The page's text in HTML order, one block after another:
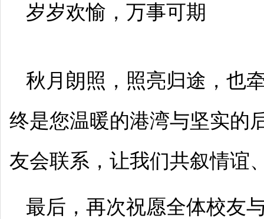
岁岁欢愉，万事可期
秋月朗照，照亮归途，也
终是您温暖的港湾与坚实的
友会联系，让我们共叙情谊
最后，再次祝愿全体校友